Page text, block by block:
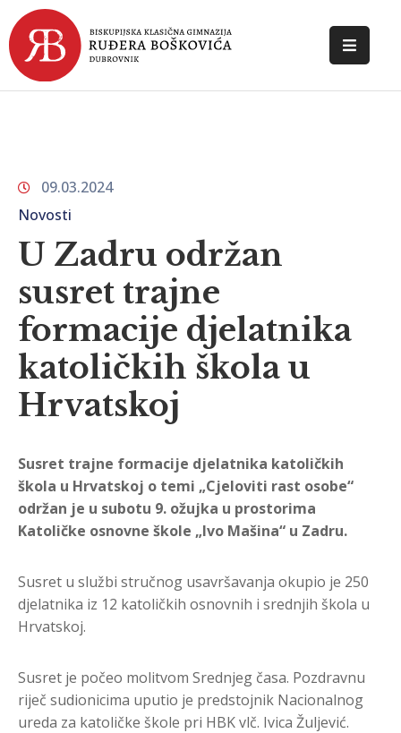
POČETNA
DOKUMENTI
KONTAKT
09.03.2024
Novosti
U Zadru održan
susret trajne
formacije djelatnika
katoličkih škola u
Hrvatskoj
Susret trajne formacije djelatnika katoličkih
škola u Hrvatskoj o temi „Cjeloviti rast osobe“
održan je u subotu 9. ožujka u prostorima
Katoličke osnovne škole „Ivo Mašina“ u Zadru.
Susret u službi stručnog usavršavanja okupio je 250
djelatnika iz 12 katoličkih osnovnih i srednjih škola u
Hrvatskoj.
Susret je počeo molitvom Srednjeg časa. Pozdravnu
riječ sudionicima uputio je predstojnik Nacionalnog
ureda za katoličke škole pri HBK vlč. Ivica Žuljević.